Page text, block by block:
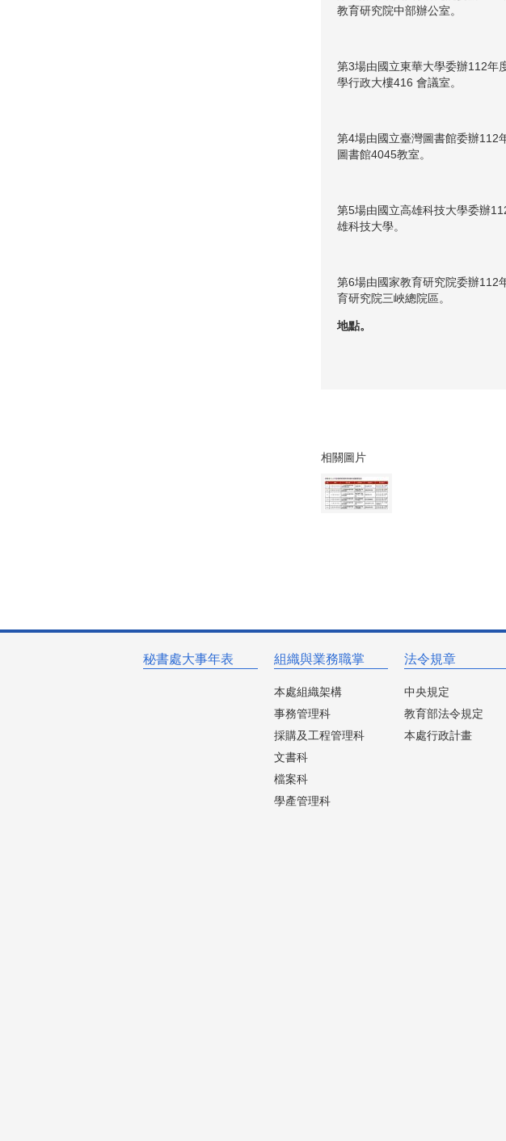
教育研究院中部辦公室。
第3場由國立東華大學委辦112年
學行政大樓416 會議室。
第4場由國立臺灣圖書館委辦112
圖書館4045教室。
第5場由國立高雄科技大學委辦
雄科技大學。
第6場由國家教育研究院委辦112
育研究院三峽總院區。
地點。
相關圖片
秘書處大事年表 組織與業務職掌
本處組織架構
事務管理科
採購及工程管理科
文書科
檔案科
學產管理科
法令規章
中央規定
教育部法令規定
本處行政計畫